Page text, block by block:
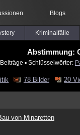
Blogs
Kriminalfälle
Abstimmung:
▪ Schlüsselwörter:
78 Bilder 20
von Minaretten